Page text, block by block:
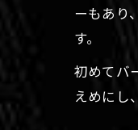
ーもあり
す。
初めてバ
えめにし